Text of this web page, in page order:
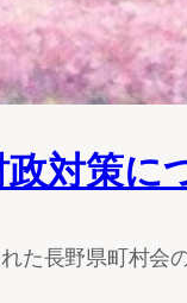
政対策
た長野県町村会